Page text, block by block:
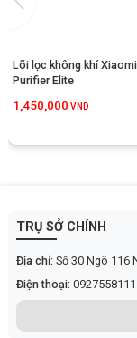
phòng. Kiểu dáng tối
cách nội thất, từ cổ
Lõi lọc không khí
Purifier Elite
1,450,000 VND
TRỤ SỞ CHÍNH
Địa chỉ: Số 30 Ngõ 116
Điện thoại: 0927558111